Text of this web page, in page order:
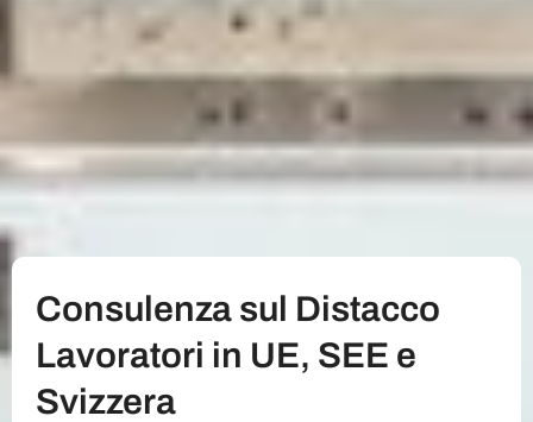
Consulenza sul Distacco
Lavoratori in UE, SEE e
Svizzera